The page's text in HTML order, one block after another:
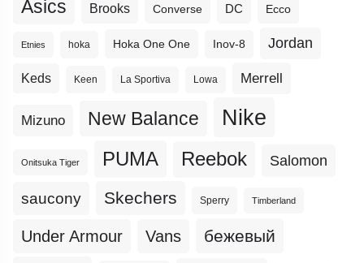
Asics Brooks Converse DC Ecco
Etnies hoka Hoka One One Inov-8 Jordan
Keds Keen La Sportiva Lowa Merrell
Mizuno New Balance Nike
Onitsuka Tiger PUMA Reebok Salomon
saucony Skechers Sperry Timberland
Under Armour Vans бежевый